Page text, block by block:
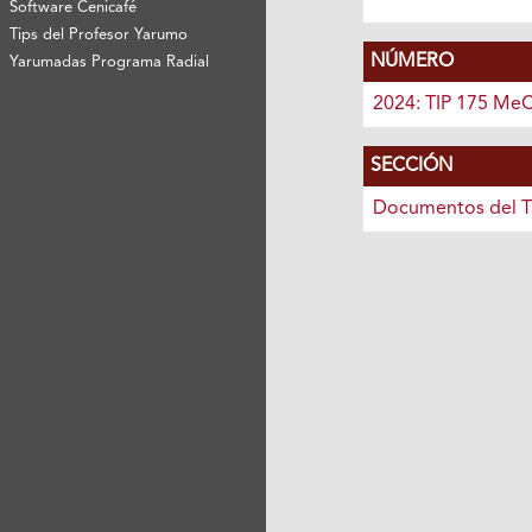
Software Cenicafé
Tips del Profesor Yarumo
Yarumadas Programa Radial
NÚMERO
2024: TIP 175
SECCIÓN
Documentos del